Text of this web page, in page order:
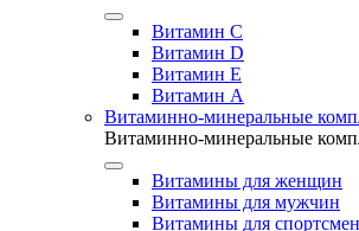
Витамин C
Витамин D
Витамин E
Витамин А
Витаминно-минеральные
Витаминно-минеральные
Витамины для женщин
Витамины для мужчин
Витамины для